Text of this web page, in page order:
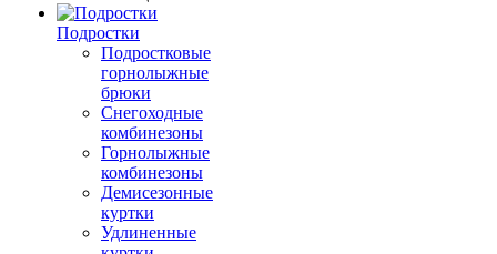
Подростки
Подростковые
горнолыжные
брюки
Снегоходные
комбинезоны
Горнолыжные
комбинезоны
Демисезонные
куртки
Удлиненные